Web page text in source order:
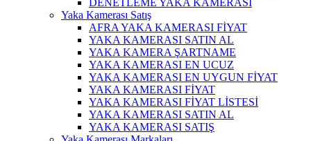
DENETLEME YAKA KAMERASI
Yaka Kamerası Satış
AFRA YAKA KAMERASI FİYAT
YAKA KAMERASI SATIN AL
YAKA KAMERA ŞARTNAME
YAKA KAMERASI EN UCUZ
YAKA KAMERASI EN UYGUN FİYAT
YAKA KAMERASI FİYAT
YAKA KAMERASI FİYAT LİSTESİ
YAKA KAMERASI SATIN AL
YAKA KAMERASI SATIŞ